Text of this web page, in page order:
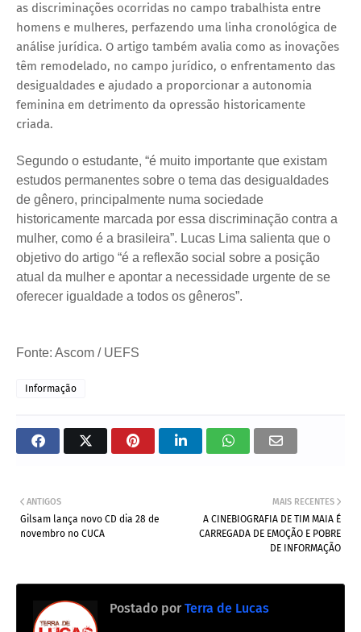
as discriminações ocorridas no campo trabalhista entre
homens e mulheres, perfazendo uma linha cronológica de
análise jurídica. O artigo também avalia como as inovações
têm remodelado, no campo jurídico, o enfrentamento das
desigualdades e ajudado a proporcionar a autonomia
feminina em detrimento da opressão historicamente
criada.
Segundo o estudante, “é muito importante que existam
estudos permanentes sobre o tema das desigualdades
de gênero, principalmente numa sociedade
historicamente marcada por essa discriminação contra a
mulher, como é a brasileira”. Lucas Lima salienta que o
objetivo do artigo “é a reflexão social sobre a posição
atual da mulher e apontar a necessidade urgente de se
oferecer igualdade a todos os gêneros”.
Fonte: Ascom / UEFS
Informação
MAIS RECENTES
A CINEBIOGRAFIA DE TIM MAIA É
CARREGADA DE EMOÇÃO E POBRE
DE INFORMAÇÃO
ANTIGOS
Gilsam lança novo CD dia 28 de
novembro no CUCA
Postado por Terra de Lucas